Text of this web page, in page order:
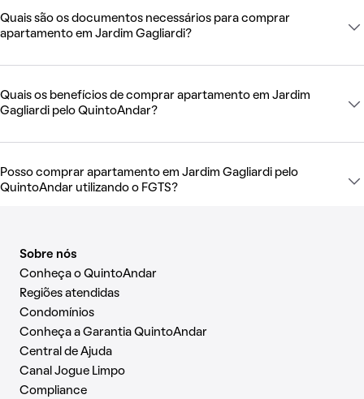
Quais são os documentos necessários para comprar
apartamento em Jardim Gagliardi?
Quais os benefícios de comprar apartamento em Jardim
Gagliardi pelo QuintoAndar?
Posso comprar apartamento em Jardim Gagliardi pelo
QuintoAndar utilizando o FGTS?
Sobre nós
Conheça o QuintoAndar
Regiões atendidas
Condomínios
Conheça a Garantia QuintoAndar
Central de Ajuda
Canal Jogue Limpo
Compliance